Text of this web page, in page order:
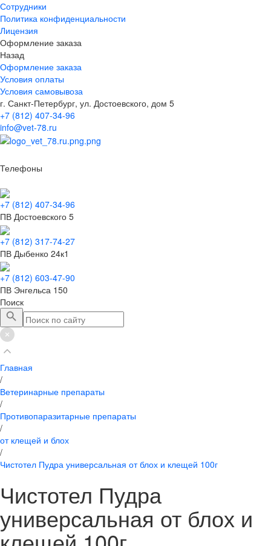
Сотрудники
Политика конфиденциальности
Лицензия
Оформление заказа
Назад
Оформление заказа
Условия оплаты
Условия самовывоза
г. Санкт-Петербург, ул. Достоевского, дом 5
+7 (812) 407-34-96
info@vet-78.ru
Телефоны
+7 (812) 407-34-96
ПВ Достоевского 5
+7 (812) 317-74-27
ПВ Дыбенко 24к1
+7 (812) 603-47-90
ПВ Энгельса 150
Поиск
Главная
/
Ветеринарные препараты
/
Противопаразитарные препараты
/
от клещей и блох
/
Чистотел Пудра универсальная от блох и клещей 100г
Чистотел Пудра
универсальная от блох и